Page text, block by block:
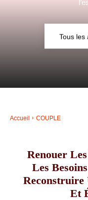
Tous les
Accueil COUPLE
Renouer
Les
Reconstruire
Et